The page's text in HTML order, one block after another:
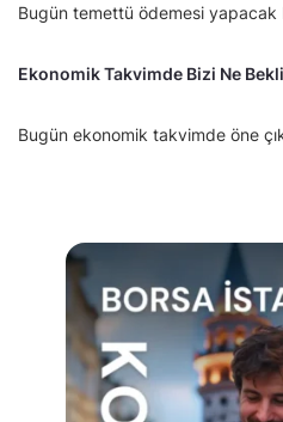
Bugün temettü ödemesi yapacak
Ekonomik Takvimde Bizi Ne
Bugün ekonomik takvimde öne